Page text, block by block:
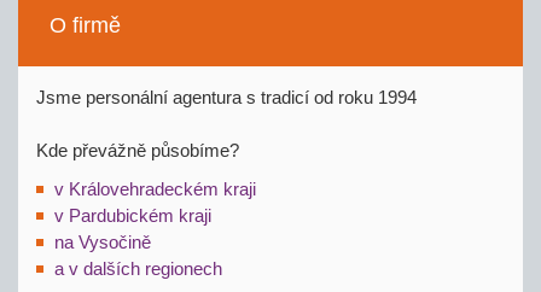
O firmě
Jsme personální agentura s tradicí od roku 1994
Kde převážně působíme?
v Královehradeckém kraji
v Pardubickém kraji
na Vysočině
a v dalších regionech